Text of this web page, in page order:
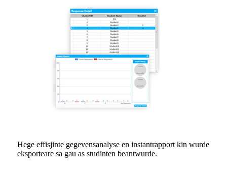
Hege effisjinte gegevensanalyse en instantrapport kin wurde
eksporteare sa gau as studinten beantwurde.